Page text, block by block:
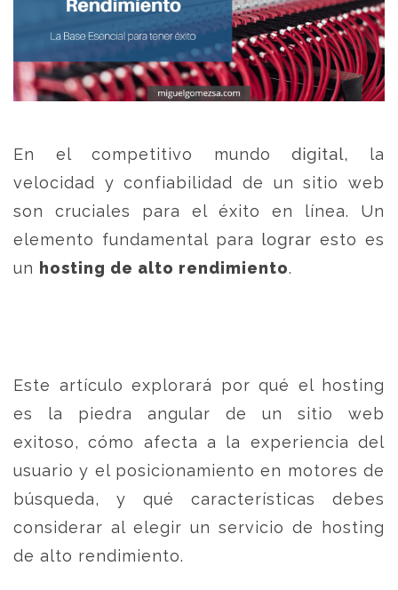
En el competitivo mundo digital, la
velocidad y confiabilidad de un sitio web
son cruciales para el éxito en línea. Un
elemento fundamental para lograr esto es
un hosting de alto rendimiento.
Este artículo explorará por qué el hosting
es la piedra angular de un sitio web
exitoso, cómo afecta a la experiencia del
usuario y el posicionamiento en motores de
búsqueda, y qué características debes
considerar al elegir un servicio de hosting
de alto rendimiento.